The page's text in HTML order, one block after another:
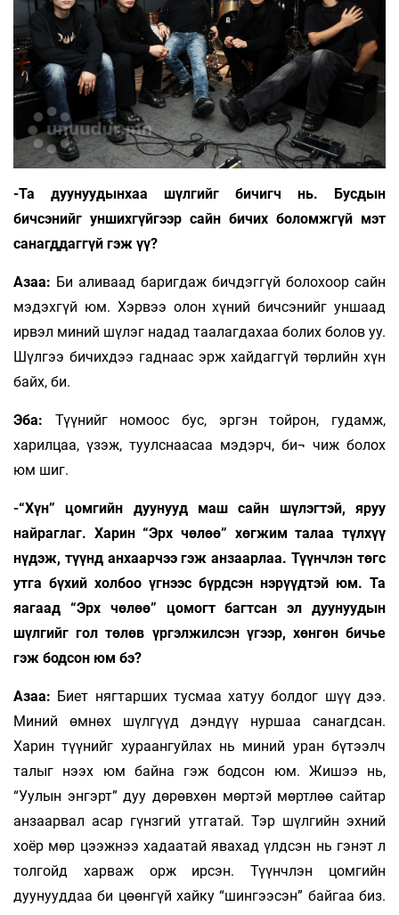
-Та дуунуудынхаа шүлгийг бичигч нь. Бусдын
бичсэнийг уншихгүйгээр сайн бичих боломжгүй мэт
санагддаггүй гэж үү?
Азаа: Би аливаад баригдаж бичдэггүй болохоор сайн
мэдэхгүй юм. Хэрвээ олон хүний бичсэнийг уншаад
ирвэл миний шүлэг надад таалагдахаа болих болов уу.
Шүлгээ бичихдээ гаднаас эрж хайдаггүй төрлийн хүн
байх, би.
Эба: Түүнийг номоос бус, эргэн тойрон, гудамж,
харилцаа, үзэж, туулснаасаа мэдэрч, би¬ чиж болох
юм шиг.
-“Хүн” цомгийн дуунууд маш сайн шүлэгтэй, яруу
найраглаг. Харин “Эрх чөлөө” хөгжим талаа түлхүү
нүдэж, түүнд анхаарчээ гэж анзаарлаа. Түүнчлэн төгс
утга бүхий холбоо үгнээс бүрдсэн нэрүүдтэй юм. Та
яагаад “Эрх чөлөө” цомогт багтсан эл дуунуудын
шүлгийг гол төлөв үргэлжилсэн үгээр, хөнгөн бичье
гэж бодсон юм бэ?
Азаа: Биет нягтарших тусмаа хатуу болдог шүү дээ.
Миний өмнөх шүлгүүд дэндүү нуршаа санагдсан.
Харин түүнийг хураангуйлах нь миний уран бүтээлч
талыг нээх юм байна гэж бодсон юм. Жишээ нь,
“Уулын энгэрт” дуу дөрөвхөн мөртэй мөртлөө сайтар
анзаарвал асар гүнзгий утгатай. Тэр шүлгийн эхний
хоёр мөр цээжнээ хадаатай явахад үлдсэн нь гэнэт л
толгойд харваж орж ирсэн. Түүнчлэн цомгийн
дуунууддаа би цөөнгүй хайку “шингээсэн” байгаа биз.